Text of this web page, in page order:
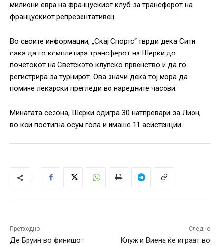
милиони евра на францускиот клуб за трансферот на
францускиот репрезентативец.
Во своите информации, „Скај Спортс“ тврди дека Сити
сака да го комплетира трансферот на Шерки до
почетокот на Светското клупско првенство и да го
регистрира за турнирот. Ова значи дека тој мора да
помине лекарски прегледи во наредните часови.
Минатата сезона, Шерки одигра 30 натпревари за Лион,
во кои постигна осум гола и имаше 11 асистенции.
Претходно
Де Бруин во финишот
Следно
Клуж и Виена ќе играат во